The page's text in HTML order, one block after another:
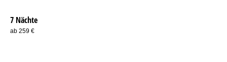
7 Nächte
ab 259 €